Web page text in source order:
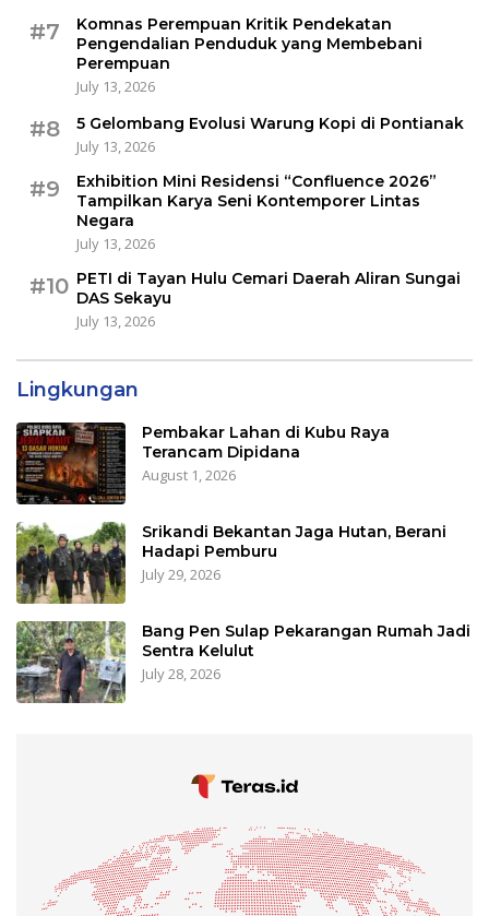
#7
Komnas Perempuan Kritik Pendekatan
Pengendalian Penduduk yang Membebani
Perempuan
July 13, 2026
#8
5 Gelombang Evolusi Warung Kopi di Pontianak
July 13, 2026
#9
Exhibition Mini Residensi “Confluence 2026”
Tampilkan Karya Seni Kontemporer Lintas
Negara
July 13, 2026
#10 PETI di Tayan Hulu Cemari Daerah Aliran Sungai
DAS Sekayu
July 13, 2026
Lingkungan
Pembakar Lahan di Kubu Raya
Terancam Dipidana
August 1, 2026
Srikandi Bekantan Jaga Hutan, Berani
Hadapi Pemburu
July 29, 2026
Bang Pen Sulap Pekarangan Rumah Jadi
Sentra Kelulut
July 28, 2026